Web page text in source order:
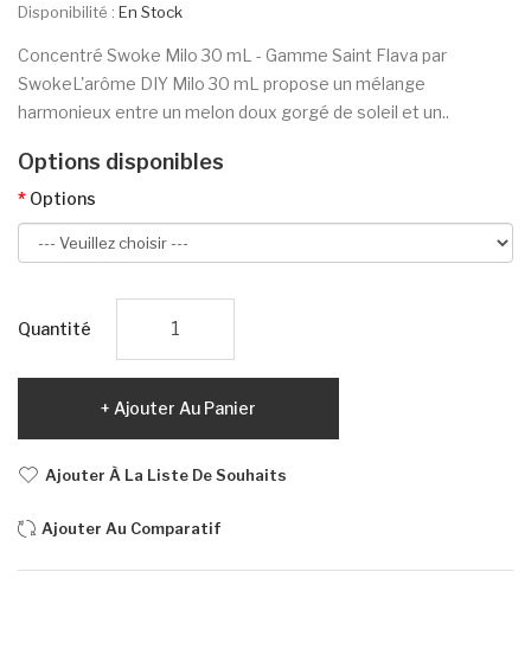
Disponibilité : En Stock
Concentré Swoke Milo 30 mL - Gamme Saint Flava par
SwokeL'arôme DIY Milo 30 mL propose un mélange
harmonieux entre un melon doux gorgé de soleil et un..
Options disponibles
Options
Quantité
Ajouter Au Panier
Ajouter À La Liste De Souhaits
Ajouter Au Comparatif